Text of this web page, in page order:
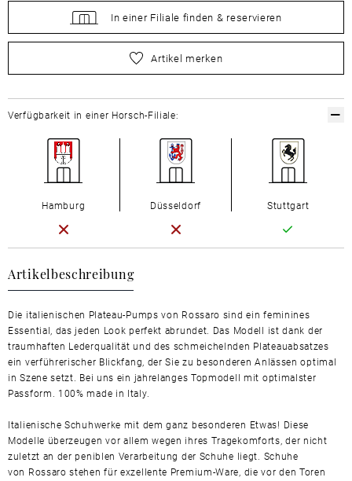
In einer Filiale finden & reservieren
wählen Sie zuerst Ihre Größe aus
Artikel merken
Artikelbeschreibung
Die italienischen Plateau-Pumps von Rossaro sind ein feminines
Essential, das jeden Look perfekt abrundet. Das Modell ist dank der
traumhaften Lederqualität und des schmeichelnden Plateauabsatzes
ein verführerischer Blickfang, der Sie zu besonderen Anlässen optimal
in Szene setzt. Bei uns ein jahrelanges Topmodell mit optimalster
Passform. 100% made in Italy.
Italienische Schuhwerke mit dem ganz besonderen Etwas! Diese
Modelle überzeugen vor allem wegen ihres Tragekomforts, der nicht
zuletzt an der peniblen Verarbeitung der Schuhe liegt. Schuhe
von Rossaro stehen für exzellente Premium-Ware, die vor den Toren
Verfügbarkeit in einer Horsch-Filiale:
Hamburg Düsseldorf Stuttgart